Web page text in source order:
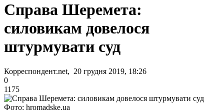
Справа Шеремета:
силовикам довелося
штурмувати суд
Корреспондент.net, 20 грудня 2019, 18:26
0
1175
Фото: hromadske.ua